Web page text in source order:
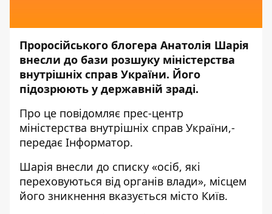
Проросійського блогера Анатолія Шарія
внесли до бази розшуку міністерства
внутрішніх справ України. Його
підозрюють у державній зраді.
Про це повідомляє прес-центр
міністерства внутрішніх справ України,-
передає Інформатор.
Шарія внесли до списку «осіб, які
переховуються від органів влади», місцем
його зникнення вказується місто Київ.